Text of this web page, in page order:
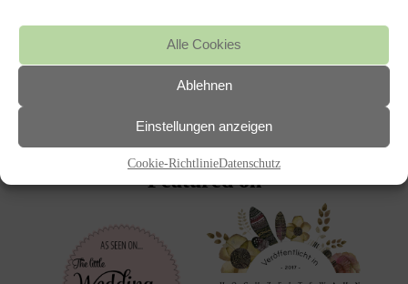
Alle Cookies
Ablehnen
Einstellungen anzeigen
Cookie-RichtlinieDatenschutz
POSTED IN
MEHR PFALZLIEBE GEHT KAUM,
EINE HOCHZEIT IN DER
WUNDERSCHÖNEN PFALZ
Featured on